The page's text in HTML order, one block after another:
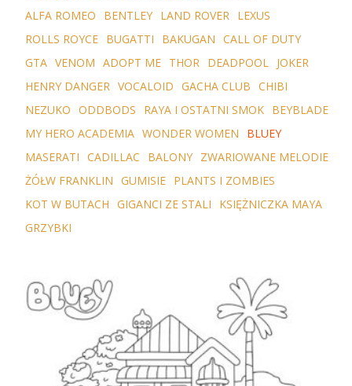
ALFA ROMEO
BENTLEY LAND ROVER LEXUS
ROLLS ROYCE BUGATTI BAKUGAN CALL OF DUTY
GTA VENOM ADOPT ME THOR DEADPOOL JOKER
HENRY DANGER VOCALOID GACHA CLUB CHIBI
NEZUKO ODDBODS RAYA I OSTATNI SMOK BEYBLADE
MY HERO ACADEMIA WONDER WOMEN
BLUEY
MASERATI CADILLAC BALONY ZWARIOWANE MELODIE
ŻÓŁW FRANKLIN GUMISIE PLANTS I ZOMBIES
KOT W BUTACH GIGANCI ZE STALI
KSIĘŻNICZKA MAYA
GRZYBKI